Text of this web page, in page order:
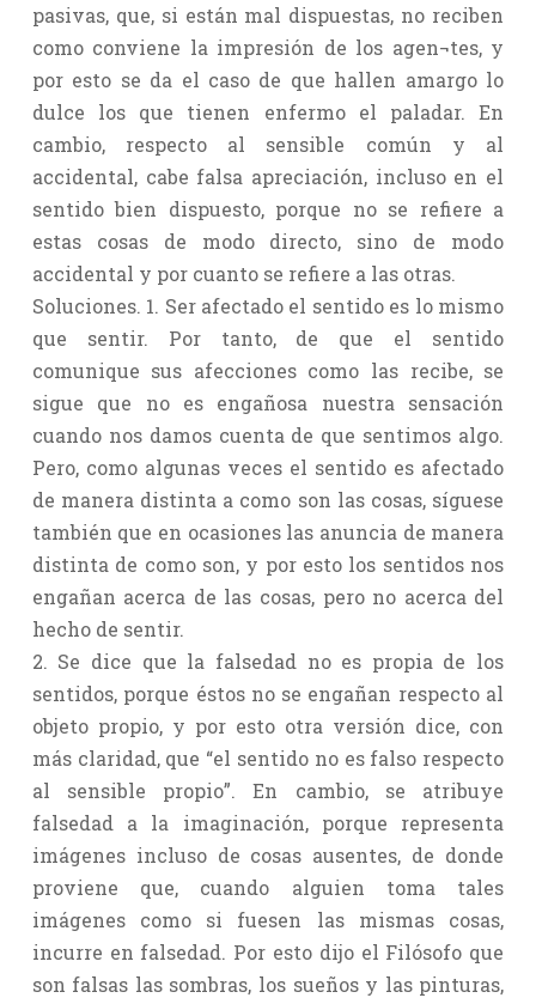
pasivas, que, si están mal dispuestas, no reciben
como conviene la impresión de los agen¬tes, y
por esto se da el caso de que hallen amargo lo
dulce los que tienen enfermo el paladar. En
cambio, respecto al sensible común y al
accidental, cabe falsa apreciación, incluso en el
sentido bien dispuesto, porque no se refiere a
estas cosas de modo directo, sino de modo
accidental y por cuanto se refiere a las otras.
Soluciones. 1. Ser afectado el sentido es lo mismo
que sentir. Por tanto, de que el sentido
comunique sus afecciones como las recibe, se
sigue que no es engañosa nuestra sensación
cuando nos damos cuenta de que sentimos algo.
Pero, como algunas veces el sentido es afectado
de manera distinta a como son las cosas, síguese
también que en ocasiones las anuncia de manera
distinta de como son, y por esto los sentidos nos
engañan acerca de las cosas, pero no acerca del
hecho de sentir.
2. Se dice que la falsedad no es propia de los
sentidos, porque éstos no se engañan respecto al
objeto propio, y por esto otra versión dice, con
más claridad, que “el sentido no es falso respecto
al sensible propio”. En cambio, se atribuye
falsedad a la imaginación, porque representa
imágenes incluso de cosas ausentes, de donde
proviene que, cuando alguien toma tales
imágenes como si fuesen las mismas cosas,
incurre en falsedad. Por esto dijo el Filósofo que
son falsas las sombras, los sueños y las pinturas,